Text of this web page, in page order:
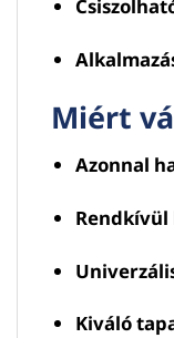
Miért
Azonnal
Rendkívül
Kiváló